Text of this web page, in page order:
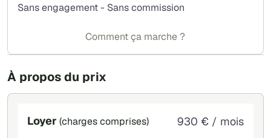
À propos du prix
Loyer (charges comprises) 930 € / mois
Sans engagement - Sans commission
Comment ça marche ?